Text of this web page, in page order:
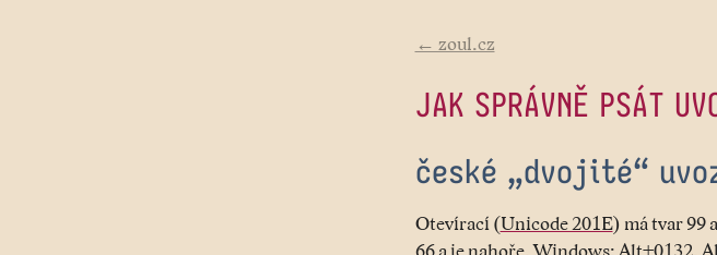
← zoul.cz
JAK SPRÁVNĚ PSÁT
české „dvojité“
Otevírací (Unicode 201E) má tvar 99
66 a je nahoře. Windows: Alt+0132,